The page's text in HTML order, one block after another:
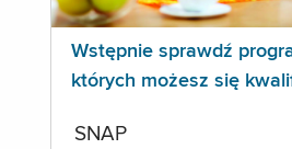
Wstępnie sprawdź
których możesz się
SNAP